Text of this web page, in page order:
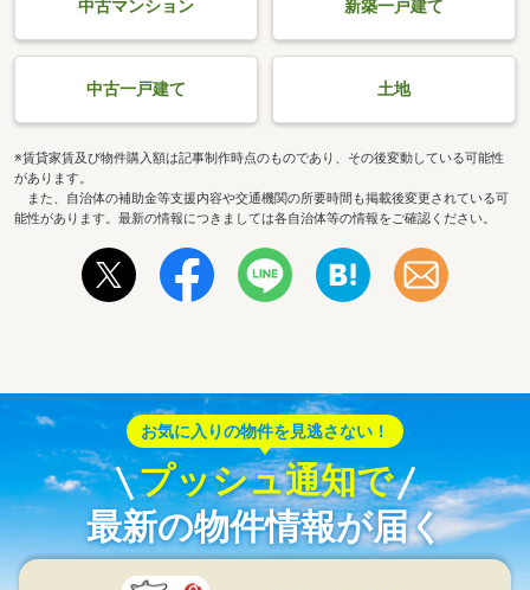
中古マンション 新築一戸建て
中古一戸建て 土地
※賃貸家賃及び物件購入額は記事制作時点のものであり、その後変動している可能性
があります。
また、自治体の補助金等支援内容や交通機関の所要時間も掲載後変更されている可
能性があります。最新の情報につきましては各自治体等の情報をご確認ください。
お気に入りの物件を見逃さない！
プッシュ通知で
最新の物件情報が届く